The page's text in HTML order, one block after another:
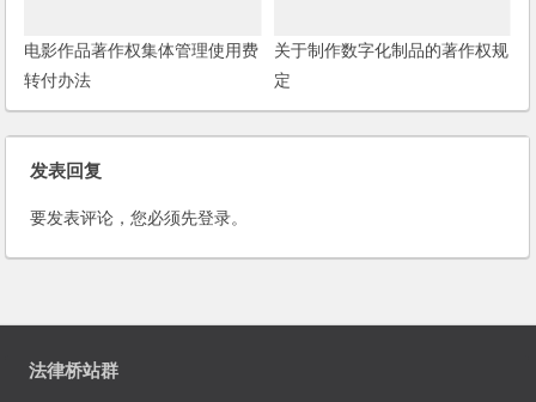
电影作品著作权集体管理使用费
转付办法
关于制作数字化制品的著作权规
定
发表回复
要发表评论，您必须先登录。
法律桥站群